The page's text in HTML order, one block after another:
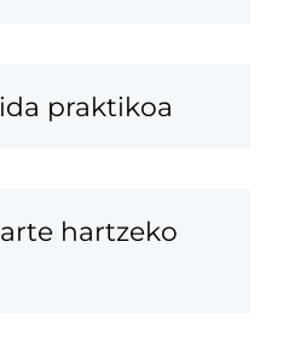
praktikoa
hartzeko